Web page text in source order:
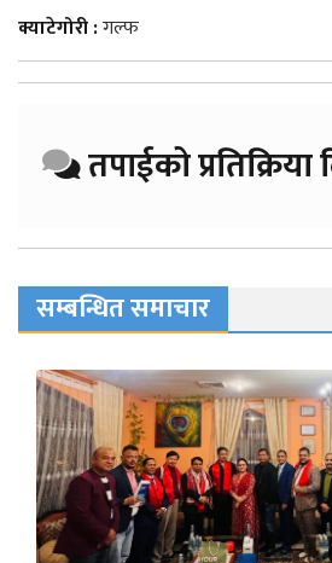
क्याटेगोरी :गल्फ
तपाईको
सम्बन्धित समाचार